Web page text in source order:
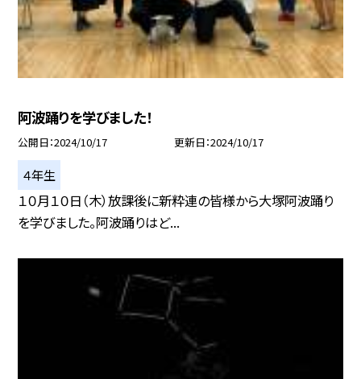
阿波踊りを学びました！
公開日 2024/10/17 更新日 2024/10/17
４年生
１０月１０日（木）放課後に新粋連の皆様から大塚阿波踊り
を学びました。阿波踊りはど...